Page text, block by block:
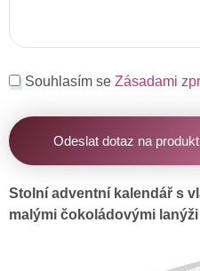
Souhlasím se Zásadami
Odeslat dotaz na produkt
Stolní adventní kalendář s
malými čokoládovými lanýži